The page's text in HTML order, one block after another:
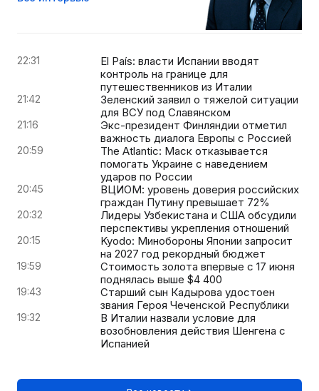
22:31
El País: власти Испании вводят
контроль на границе для
путешественников из Италии
21:42
Зеленский заявил о тяжелой ситуации
для ВСУ под Славянском
21:16
Экс-президент Финляндии отметил
важность диалога Европы с Россией
20:59
The Atlantic: Маск отказывается
помогать Украине с наведением
ударов по России
20:45
ВЦИОМ: уровень доверия российских
граждан Путину превышает 72%
20:32
Лидеры Узбекистана и США обсудили
перспективы укрепления отношений
20:15
Kyodo: Минобороны Японии запросит
на 2027 год рекордный бюджет
19:59
Стоимость золота впервые с 17 июня
поднялась выше $4 400
19:43
Старший сын Кадырова удостоен
звания Героя Чеченской Республики
19:32
В Италии назвали условие для
возобновления действия Шенгена с
Испанией